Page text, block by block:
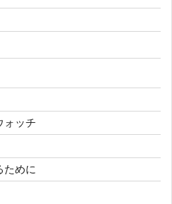
ォッチ
ために